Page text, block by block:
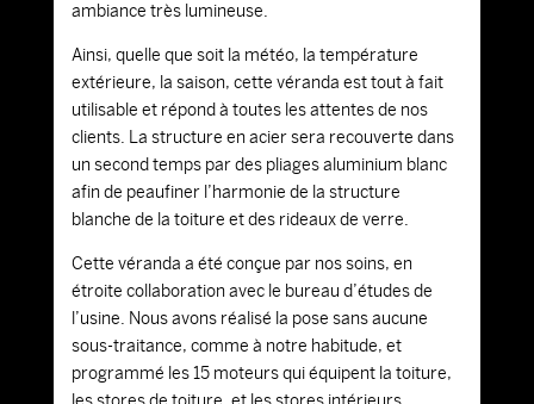
ambiance très lumineuse.
Ainsi, quelle que soit la météo, la température
extérieure, la saison, cette véranda est tout à fait
utilisable et répond à toutes les attentes de nos
clients. La structure en acier sera recouverte dans
un second temps par des pliages aluminium blanc
afin de peaufiner l’harmonie de la structure
blanche de la toiture et des rideaux de verre.
Cette véranda a été conçue par nos soins, en
étroite collaboration avec le bureau d’études de
l’usine. Nous avons réalisé la pose sans aucune
sous-traitance, comme à notre habitude, et
programmé les 15 moteurs qui équipent la toiture,